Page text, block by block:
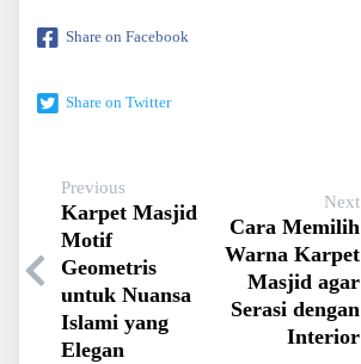
Share on Facebook
Share on Twitter
Previous
Karpet Masjid
Motif
Geometris
untuk Nuansa
Islami yang
Elegan
Next
Cara Memilih
Warna Karpet
Masjid agar
Serasi dengan
Interior